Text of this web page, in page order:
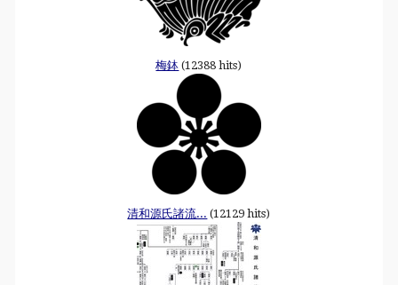
梅鉢 (12388 hits)
清和源氏諸流... (12129 hits)